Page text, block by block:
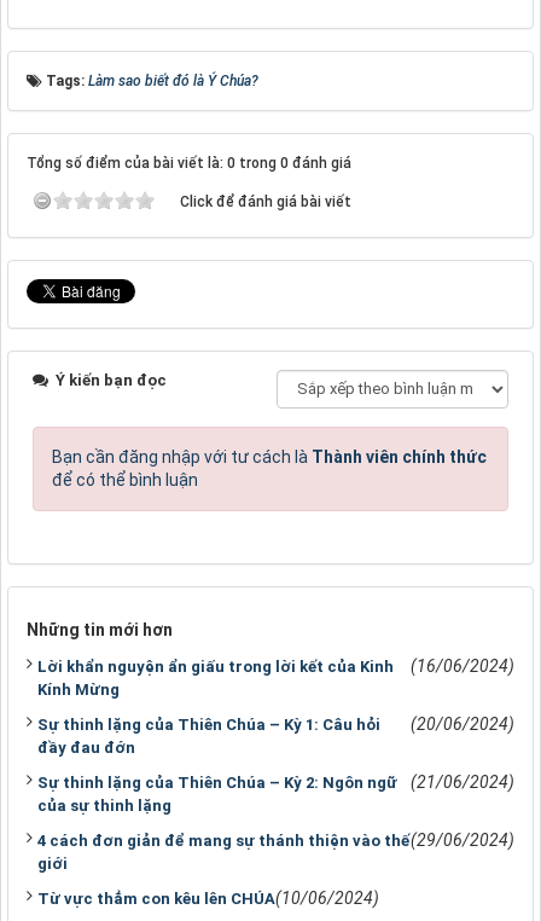
Tags: Làm sao biết đó là Ý Chúa?
Tổng số điểm của bài viết là: 0 trong 0 đánh giá
Click để đánh giá bài viết
Ý kiến bạn đọc
Bạn cần đăng nhập với tư cách là Thành viên chính thức
để có thể bình luận
Những tin mới hơn
Lời khẩn nguyện ẩn giấu trong lời kết của Kinh
Kính Mừng
(16/06/2024)
Sự thinh lặng của Thiên Chúa – Kỳ 1: Câu hỏi
đầy đau đớn
(20/06/2024)
Sự thinh lặng của Thiên Chúa – Kỳ 2: Ngôn ngữ
của sự thinh lặng
(21/06/2024)
4 cách đơn giản để mang sự thánh thiện vào thế
giới
(29/06/2024)
Từ vực thẳm con kêu lên CHÚA(10/06/2024)